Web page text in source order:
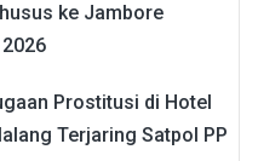
ke Jambore
Prostitusi di Hotel
Terjaring Satpol PP